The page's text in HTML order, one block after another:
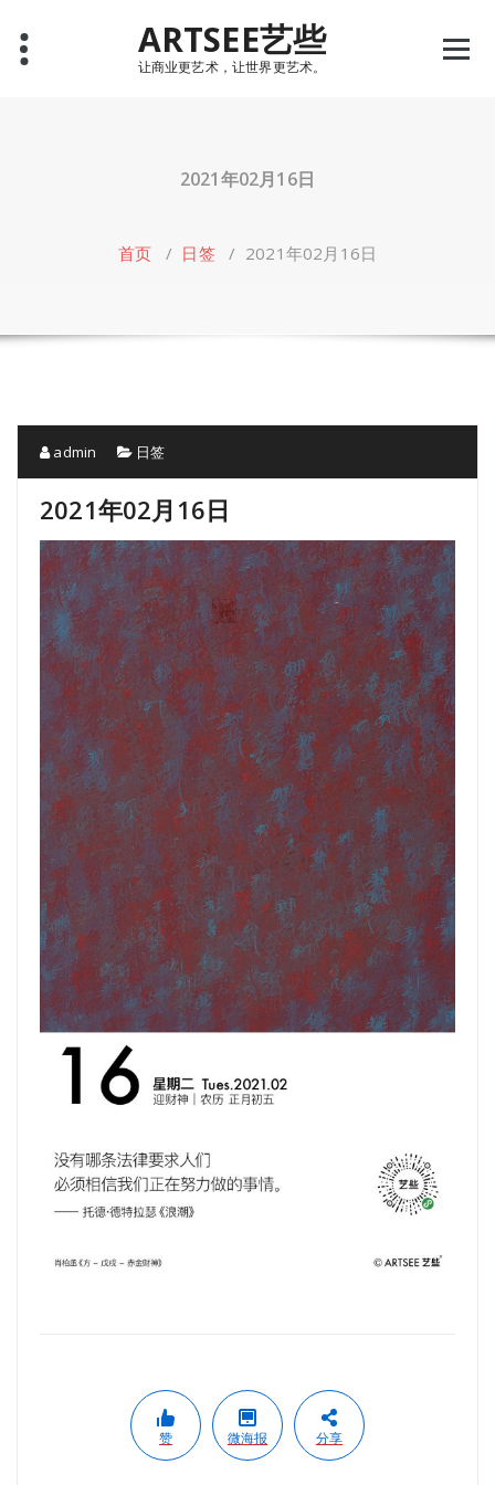
content
ARTSEE艺些
让商业更艺术，让世界更艺术。
2021年02月16日
首页 / 日签/ 2021年02月16日
admin 日签
2021年02月16日
赞 微海报 分享